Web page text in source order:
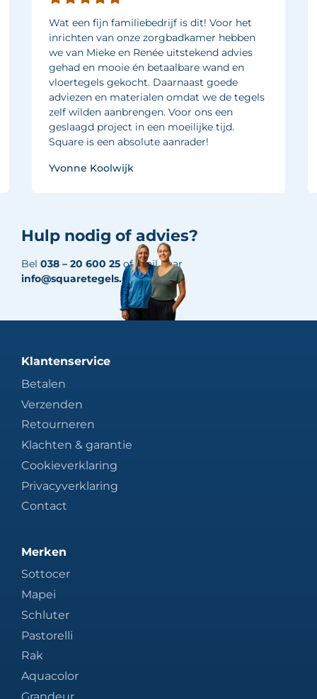
Wat een fijn familiebedrijf is dit! Voor het
inrichten van onze zorgbadkamer hebben
we van Mieke en Renée uitstekend advies
gehad en mooie én betaalbare wand en
vloertegels gekocht. Daarnaast goede
adviezen en materialen omdat we de tegels
zelf wilden aanbrengen. Voor ons een
geslaagd project in een moeilijke tijd.
Square is een absolute aanrader!
Yvonne Koolwijk
Hulp nodig of advies?
Bel 038 – 20 600 25 of mail naar
info@squaretegels.nl
Klantenservice
Betalen
Verzenden
Retourneren
Klachten & garantie
Cookieverklaring
Privacyverklaring
Contact
Merken
Sottocer
Mapei
Schluter
Pastorelli
Rak
Aquacolor